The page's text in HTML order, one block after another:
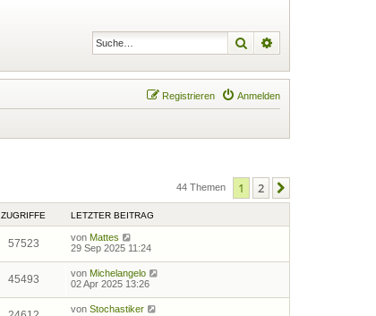
Suche
Anmelden
Registrieren
44 Themen 1 2
ZUGRIFFE LETZTER BEITRAG
57523 von Mattes
29 Sep 2025 11:24
45493 von Michelangelo
02 Apr 2025 13:26
von Stochastiker